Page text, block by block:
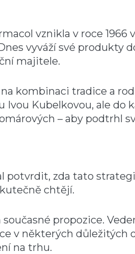
vznikla v roce
vyváží své produkty
majitele.
kombinaci tradice a
Ivou Kubelkovou, ale do
– aby podtrhl
potvrdit, zda tato
chtějí.
propozice.
v některých důležitých
na trhu.